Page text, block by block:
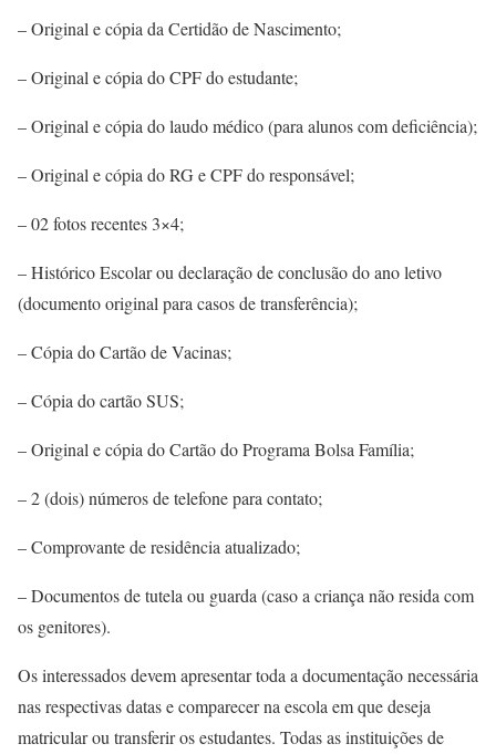
– Original e cópia da Certidão de Nascimento;
– Original e cópia do CPF do estudante;
– Original e cópia do laudo médico (para alunos com deficiência);
– Original e cópia do RG e CPF do responsável;
– 02 fotos recentes 3×4;
– Histórico Escolar ou declaração de conclusão do ano letivo
(documento original para casos de transferência);
– Cópia do Cartão de Vacinas;
– Cópia do cartão SUS;
– Original e cópia do Cartão do Programa Bolsa Família;
– 2 (dois) números de telefone para contato;
– Comprovante de residência atualizado;
– Documentos de tutela ou guarda (caso a criança não resida com
os genitores).
Os interessados devem apresentar toda a documentação necessária
nas respectivas datas e comparecer na escola em que deseja
matricular ou transferir os estudantes. Todas as instituições de